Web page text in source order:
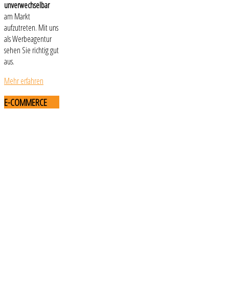
unverwechselbar
am Markt
aufzutreten. Mit uns
als Werbeagentur
sehen Sie richtig gut
aus.
Mehr erfahren
E-COMMERCE